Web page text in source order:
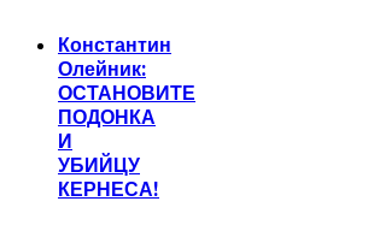
Константин
Олейник:
ОСТАНОВИТЕ
ПОДОНКА
И
УБИЙЦУ
КЕРНЕСА!